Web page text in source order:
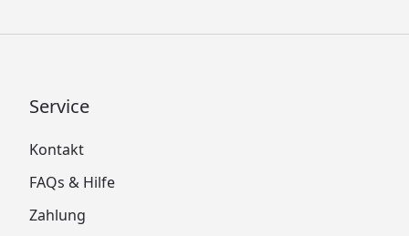
Service
Kontakt
FAQs & Hilfe
Zahlung